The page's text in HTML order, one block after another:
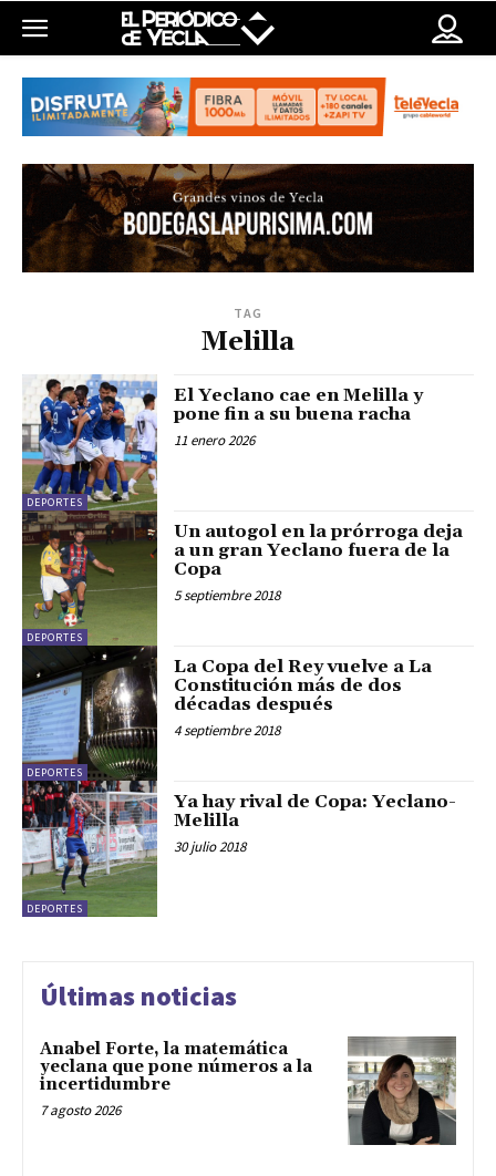
TAG
Melilla
DEPORTES
El Yeclano cae en Melilla y
pone fin a su buena racha
11 enero 2026
DEPORTES
Un autogol en la prórroga deja
a un gran Yeclano fuera de la
Copa
5 septiembre 2018
DEPORTES
La Copa del Rey vuelve a La
Constitución más de dos
décadas después
4 septiembre 2018
DEPORTES
Ya hay rival de Copa: Yeclano-
Melilla
30 julio 2018
Últimas noticias
Anabel Forte, la matemática
yeclana que pone números a la
incertidumbre
7 agosto 2026